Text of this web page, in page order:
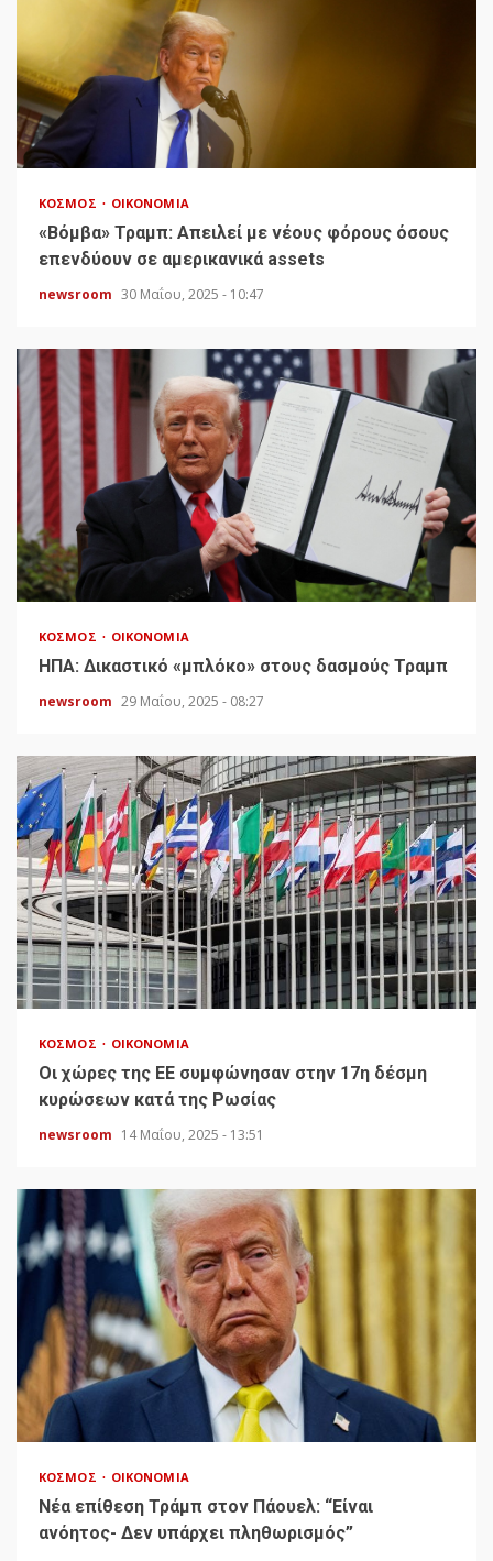
ΚΌΣΜΟΣ ΟΙΚΟΝΟΜΊΑ
«Bόμβα» Τραμπ: Απειλεί με νέους φόρους όσους
επενδύουν σε αμερικανικά assets
newsroom 30 Μαΐου, 2025 - 10:47
ΚΌΣΜΟΣ ΟΙΚΟΝΟΜΊΑ
HΠΑ: Δικαστικό «μπλόκο» στους δασμούς Τραμπ
newsroom 29 Μαΐου, 2025 - 08:27
ΚΌΣΜΟΣ ΟΙΚΟΝΟΜΊΑ
Οι χώρες της ΕΕ συμφώνησαν στην 17η δέσμη
κυρώσεων κατά της Ρωσίας
newsroom 14 Μαΐου, 2025 - 13:51
ΚΌΣΜΟΣ ΟΙΚΟΝΟΜΊΑ
Νέα επίθεση Τράμπ στον Πάουελ: “Είναι
ανόητος- Δεν υπάρχει πληθωρισμός”